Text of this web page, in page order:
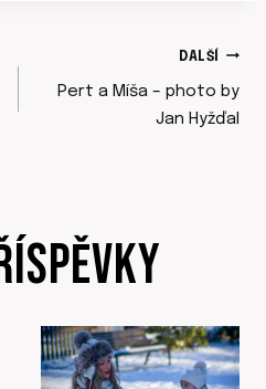
DALŠÍ
Pert a Míša – photo by
Jan Hyžďal